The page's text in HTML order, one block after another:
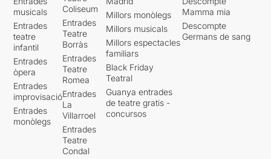
musicals
Entrades
teatre
infantil
Entrades
òpera
Entrades
improvisació
Entrades
monòlegs
Coliseum
Entrades
Teatre
Borràs
Entrades
Teatre
Romea
Entrades
La
Villarroel
Entrades
Teatre
Condal
Millors monòlegs
Millors musicals
Millors espectacles
familiars
Black Friday
Teatral
Guanya entrades
de teatre gratis -
concursos
Mamma mia
Descompte
Germans de sang